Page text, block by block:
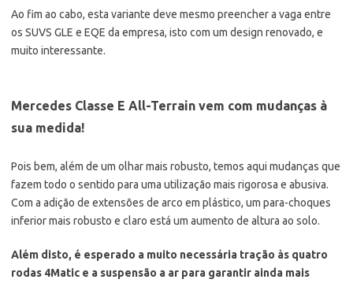
Ao fim ao cabo, esta variante deve mesmo preencher a vaga entre
os SUVS GLE e EQE da empresa, isto com um design renovado, e
muito interessante.
Mercedes Classe E All-Terrain vem com mudanças à
sua medida!
Pois bem, além de um olhar mais robusto, temos aqui mudanças que
fazem todo o sentido para uma utilização mais rigorosa e abusiva.
Com a adição de extensões de arco em plástico, um para-choques
inferior mais robusto e claro está um aumento de altura ao solo.
Além disto, é esperado a muito necessária tração às quatro
rodas 4Matic e a suspensão a ar para garantir ainda mais